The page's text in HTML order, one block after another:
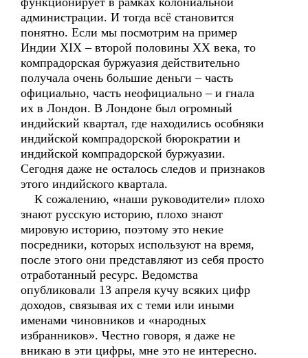
администрации. И тогда всё становится
понятно. Если мы посмотрим на пример
Индии XIX – второй половины XX века, то
компрадорская буржуазия действительно
получала очень большие деньги – часть
официально, часть неофициально – и гнала
их в Лондон. В Лондоне был огромный
индийский квартал, где находились особняки
индийской компрадорской бюрократии и
индийской компрадорской буржуазии.
Сегодня даже не осталось следов и признаков
этого индийского квартала.
К сожалению, «наши руководители» плохо
знают русскую историю, плохо знают
мировую историю, поэтому это некие
посредники, которых используют на время,
после этого они представляют из себя просто
отработанный ресурс. Ведомства
опубликовали 13 апреля кучу всяких цифр
доходов, связывая их с теми или иными
именами чиновников и «народных
избранников». Честно говоря, я даже не
вникаю в эти цифры, мне это не интересно.